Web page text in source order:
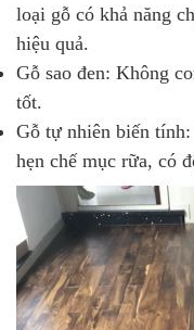
loại gỗ có khả năng
hiệu quả.
Gỗ sao đen: Không
tốt.
Gỗ tự nhiên biến tính:
hẹn chế mục rữa, có